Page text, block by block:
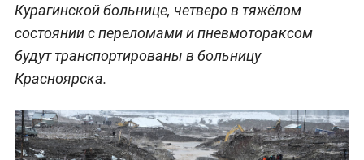
Курагинской больнице, четверо в тяжёлом
состоянии с переломами и пневмотораксом
будут транспортированы в больницу
Красноярска.